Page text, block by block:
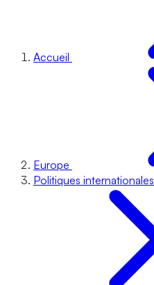
Accueil
Europe
Politiques internationales